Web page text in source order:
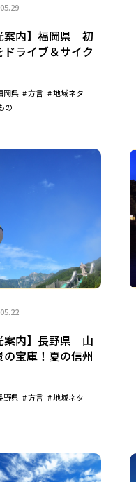
案内】福岡県 初
ライブ＆サイク
岡県 方言
地域ネタ
の
案内】長野県 山
宝庫！夏の信州
野県 方言
地域ネタ